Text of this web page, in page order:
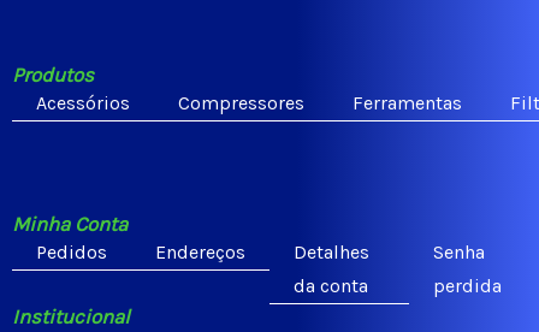
Produtos
Acessórios Compressores Ferramentas
Minha Conta
Pedidos Endereços
Detalhes
da conta
Senha
perdida
Institucional